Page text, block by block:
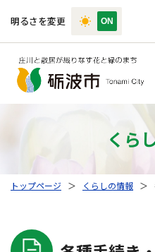
明るさを変更
くら
トップページ ＞ くらしの情報 ＞